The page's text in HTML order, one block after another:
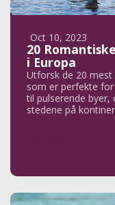
Oct 10, 2023
20
i Europa
Utforsk de 20
som er perfekte
til pulserende
stedene på